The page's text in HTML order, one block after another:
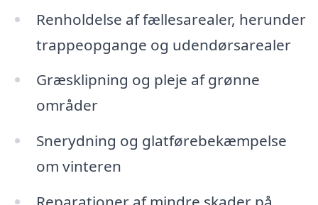
Renholdelse af fællesarealer, herunder
trappeopgange og udendørsarealer
Græsklipning og pleje af grønne
områder
Snerydning og glatførebekæmpelse
om vinteren